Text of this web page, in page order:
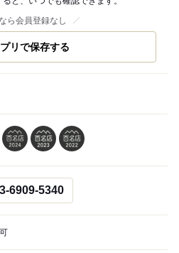
ら会員登録なし
リで保存する
6909-5340